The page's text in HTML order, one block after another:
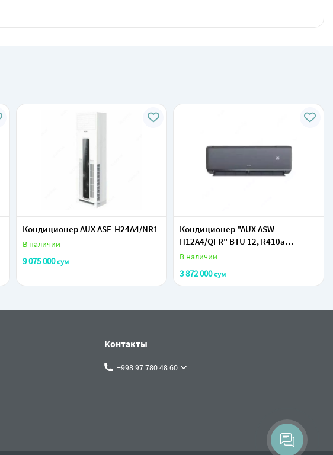
Кондиционер AUX ASF-H24A4/NR1
В наличии
9 075 000сум
Кондиционер "AUX ASW-
Н12A4/QFR" BTU 12, R410а
(Черный) Inverter
В наличии
3 872 000сум
Контакты
+998 97 780 48 60